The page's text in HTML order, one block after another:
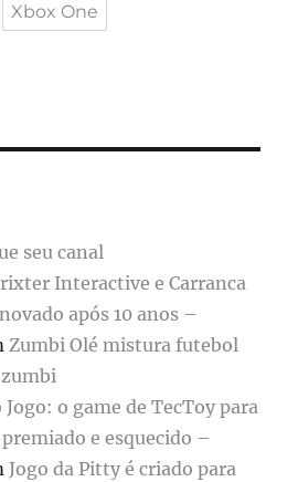
Xbox One
seu canal
Interactive e Carranca
após 10 anos –
Zumbi Olé mistura futebol
o game de TecToy para
e esquecido –
Jogo da Pitty é criado para